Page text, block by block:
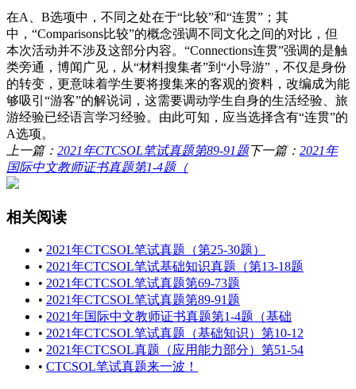
在A、B选项中，不同之处在于“比较”和“连贯”；其
中，“Comparisons比较”的概念强调不同文化之间的对比，但
本次活动并不涉及这部分内容。“Connections连贯”强调的是触
类旁通，博闻广见，从“材料搜集者”到“小导游”，不仅是身份
的转变，更意味着学生要将搜集来的客观的资料，改编成为能
够吸引“游客”的解说词，这需要调动学生自身的生活经验、旅
游经验已经语言学习经验。由此可知，应当选择含有“连贯”的
A选项。
上一篇： 2021年CTCSOL笔试真题第89-91题下一篇： 2021年
国际中文教师证书真题第1-4题（
相关阅读
• 2021年CTCSOL笔试真题（第25-30题）
• 2021年CTCSOL笔试基础知识真题（第13-18题
• 2021年CTCSOL笔试真题第69-73题
• 2021年CTCSOL笔试真题第89-91题
• 2021年国际中文教师证书真题第1-4题（基础
• 2021年CTCSOL笔试真题（基础知识）第10-12
• 2021年CTCSOL真题（应用能力部分）第51-54
• CTCSOL笔试真题来一波！